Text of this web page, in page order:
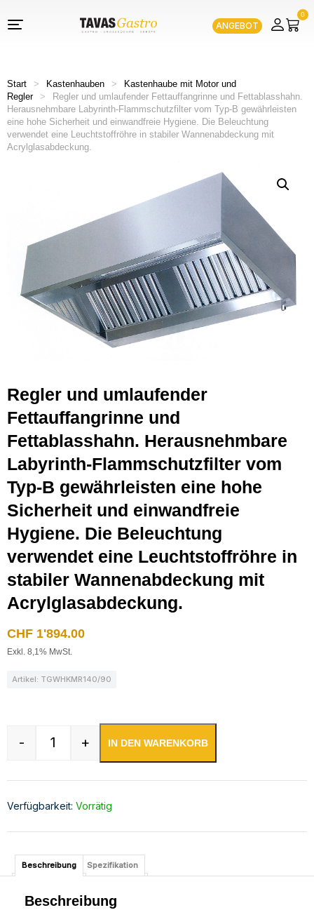
ANGEBOT
0
Start > Kastenhauben >
Kastenhaube mit Motor und
Regler
>
Regler und umlaufender Fettauffangrinne und Fettablasshahn.
Herausnehmbare Labyrinth-Flammschutzfilter vom Typ-B gewährleisten
eine hohe Sicherheit und einwandfreie Hygiene. Die Beleuchtung
verwendet eine Leuchtstoffröhre in stabiler Wannenabdeckung mit
Acrylglasabdeckung.
Regler und umlaufender
Fettauffangrinne und
Fettablasshahn. Herausnehmbare
Labyrinth-Flammschutzfilter vom
Typ-B gewährleisten eine hohe
Sicherheit und einwandfreie
Hygiene. Die Beleuchtung
verwendet eine Leuchtstoffröhre in
stabiler Wannenabdeckung mit
Acrylglasabdeckung.
CHF 1'894.00
Exkl. 8,1% MwSt.
Artikel: TGWHKMR140/90
Regler und umlaufender Fettauffangrinne und
- + IN DEN WARENKORB
Verfügbarkeit: Vorrätig
Beschreibung Spezifikation
Beschreibung